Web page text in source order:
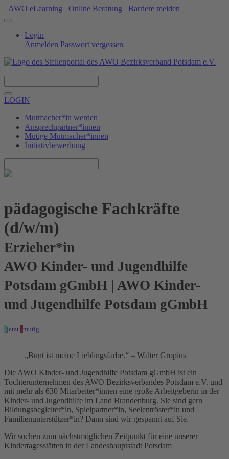
AWO eLearning Online Beratung Barriere melden
Login
Anmelden Passwort vergessen
LOGIN
Mutmacher*in werden
Ansprechpartner*innen
Mutige Mutmacher*innen
Initiativbewerbung
pädagogische Fachkräfte
(d/w/m)
Erzieher*in
AWO Kinder- und Jugendhilfe
Potsdam gGmbH | AWO Kinder-
und Jugendhilfe Potsdam gGmbH
jetzt mutig
„Bunt ist meine Lieblingsfarbe.“ – Walter Gropius
Die AWO Kinder- und Jugendhilfe Potsdam gGmbH ist ein
Tochterunternehmen des AWO Bezirksverbandes Potsdam e.V. und
mit mehr als 630 Mitarbeiter*innen eine große Arbeitgeberin in der
Kinder- und Jugendhilfe im Land Brandenburg. Sie sind gern
Bildungsbegleiter*in, Spielpartner*in, Seelentröster*in und
Familienunterstützer*in? Dann sind wir gespannt auf Sie.
Wir suchen zum nächstmöglichen Zeitpunkt für eine unserer
Kindertagesstätten in der Landeshauptstadt Potsdam